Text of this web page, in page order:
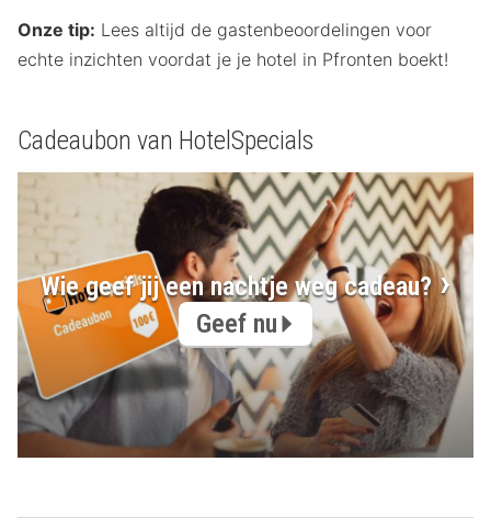
Onze tip: Lees altijd de gastenbeoordelingen voor
echte inzichten voordat je je hotel in Pfronten boekt!
Cadeaubon van HotelSpecials
Wie geef jij een nachtje weg cadeau?
Geef nu